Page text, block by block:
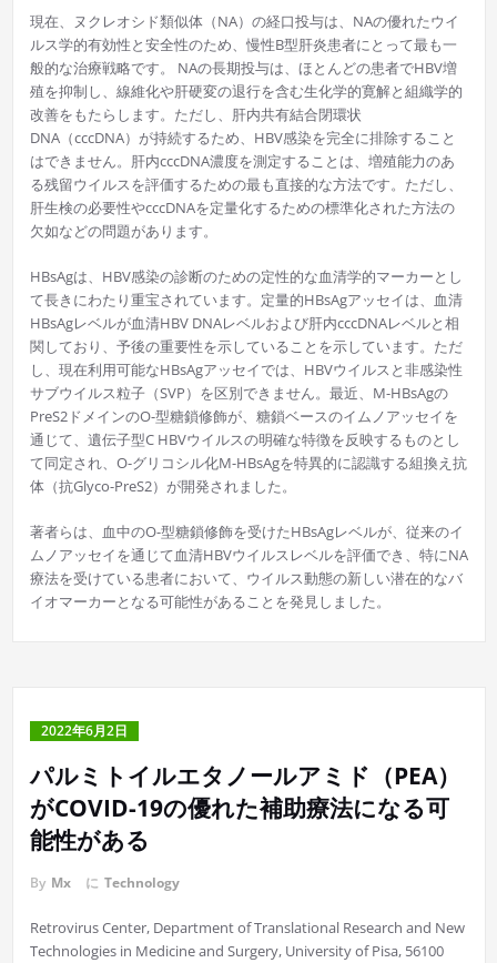
現在、ヌクレオシド類似体（NA）の経口投与は、NAの優れたウイ
ルス学的有効性と安全性のため、慢性B型肝炎患者にとって最も一
般的な治療戦略です。 NAの長期投与は、ほとんどの患者でHBV増
殖を抑制し、線維化や肝硬変の退行を含む生化学的寛解と組織学的
改善をもたらします。ただし、肝内共有結合閉環状
DNA（cccDNA）が持続するため、HBV感染を完全に排除すること
はできません。肝内cccDNA濃度を測定することは、増殖能力のあ
る残留ウイルスを評価するための最も直接的な方法です。ただし、
肝生検の必要性やcccDNAを定量化するための標準化された方法の
欠如などの問題があります。
HBsAgは、HBV感染の診断のための定性的な血清学的マーカーとし
て長きにわたり重宝されています。定量的HBsAgアッセイは、血清
HBsAgレベルが血清HBV DNAレベルおよび肝内cccDNAレベルと相
関しており、予後の重要性を示していることを示しています。ただ
し、現在利用可能なHBsAgアッセイでは、HBVウイルスと非感染性
サブウイルス粒子（SVP）を区別できません。最近、M-HBsAgの
PreS2ドメインのO-型糖鎖修飾が、糖鎖ベースのイムノアッセイを
通じて、遺伝子型C HBVウイルスの明確な特徴を反映するものとし
て同定され、O-グリコシル化M-HBsAgを特異的に認識する組換え抗
体（抗Glyco-PreS2）が開発されました。
著者らは、血中のO-型糖鎖修飾を受けたHBsAgレベルが、従来のイ
ムノアッセイを通じて血清HBVウイルスレベルを評価でき、特にNA
療法を受けている患者において、ウイルス動態の新しい潜在的なバ
イオマーカーとなる可能性があることを発見しました。
2022年6月2日
パルミトイルエタノールアミド（PEA）
がCOVID-19の優れた補助療法になる可
能性がある
By Mx に Technology
Retrovirus Center, Department of Translational Research and New
Technologies in Medicine and Surgery, University of Pisa, 56100